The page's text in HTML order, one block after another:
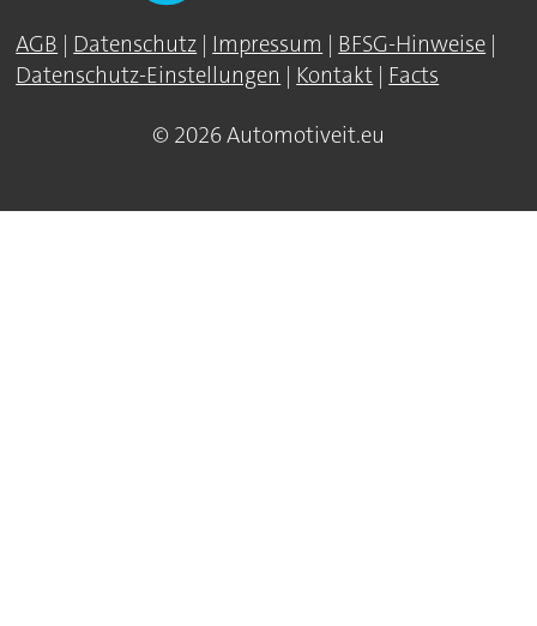
AGB | Datenschutz | Impressum | BFSG-Hinweise |
Datenschutz-Einstellungen | Kontakt | Facts
© 2026 Automotiveit.eu